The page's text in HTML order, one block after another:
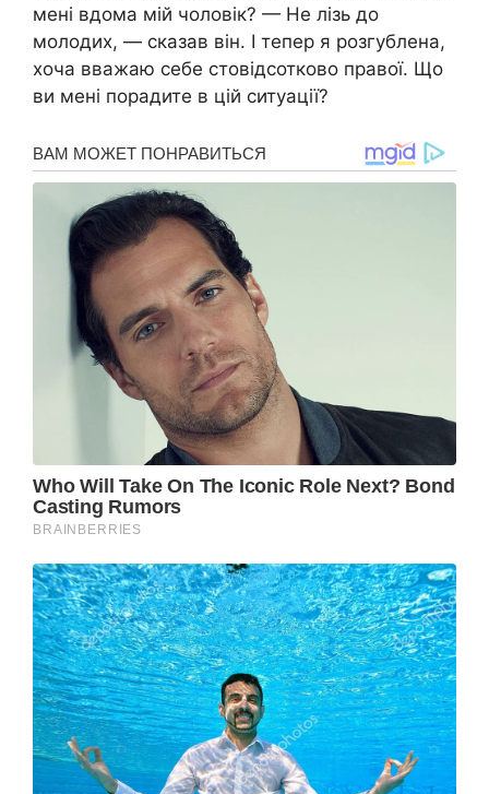
мені вдома мій чоловік? — Не лізь до
молодих, — сказав він. І тепер я розгублена,
хоча вважаю себе стовідсотково правої. Що
ви мені порадите в цій ситуації?